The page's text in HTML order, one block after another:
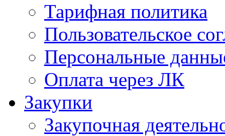
Тарифная политика
Пользовательское
Персональные
Оплата через ЛК
Закупки
Закупочная